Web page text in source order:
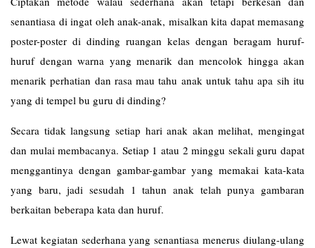
senantiasa di ingat oleh anak-anak, misalkan kita dapat memasang
poster-poster di dinding ruangan kelas dengan beragam huruf-
huruf dengan warna yang menarik dan mencolok hingga akan
menarik perhatian dan rasa mau tahu anak untuk tahu apa sih itu
yang di tempel bu guru di dinding?
Secara tidak langsung setiap hari anak akan melihat, mengingat
dan mulai membacanya. Setiap 1 atau 2 minggu sekali guru dapat
menggantinya dengan gambar-gambar yang memakai kata-kata
yang baru, jadi sesudah 1 tahun anak telah punya gambaran
berkaitan beberapa kata dan huruf.
Lewat kegiatan sederhana yang senantiasa menerus diulang-ulang